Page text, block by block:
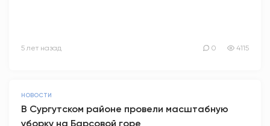
5 лет назад 0 4115
НОВОСТИ
В Сургутском районе провели масштабную
уборку на Барсовой горе